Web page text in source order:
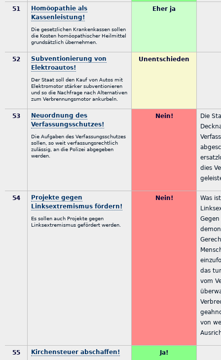
51
Homöopathie als
Kassenleistung!
Die gesetzlichen Krankenkassen sollen
die Kosten homöopathischer Heilmittel
grundsätzlich übernehmen.
Eher ja
52
Subventionierung von
Elektroautos!
Der Staat soll den Kauf von Autos mit
Elektromotor stärker subventionieren
und so die Nachfrage nach Alternativen
zum Verbrennungsmotor ankurbeln.
Unentschieden
53
Neuordnung des
Verfassungsschutzes!
Die Aufgaben des Verfassungsschutzes
sollen, so weit verfassungsrechtlich
zulässig, an die Polizei abgegeben
werden.
Nein!
Die
dies
54
Projekte gegen
Linksextremismus fördern!
Es sollen auch Projekte gegen
Linksextremismus gefördert werden.
Nein!
Was ist
Gegen
das
vom
von
55 Kirchensteuer abschaffen! Ja!